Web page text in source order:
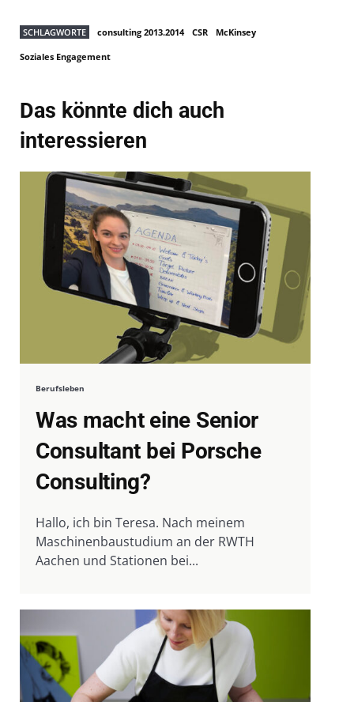
SCHLAGWORTE consulting 2013.2014 CSR McKinsey
Soziales Engagement
Das könnte dich auch
interessieren
Berufsleben
Was macht eine Senior
Consultant bei Porsche
Consulting?
Hallo, ich bin Teresa. Nach meinem
Maschinenbaustudium an der RWTH
Aachen und Stationen bei...